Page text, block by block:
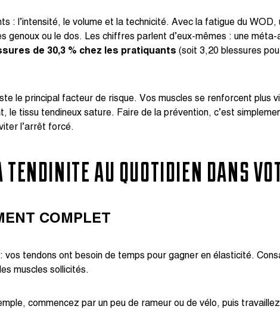
: l’intensité, le volume et la technicité. Avec la fatigue du
genoux ou le dos. Les chiffres parlent d’eux-mêmes : une
de 30,3 % chez les pratiquants (soit 3,20 blessures
le principal facteur de risque. Vos muscles se renforcent plus
le tissu tendineux sature. Faire de la prévention, c’est
l’arrêt forcé.
AU QUOTIDIEN DANS
COMPLET
vos tendons ont besoin de temps pour gagner en élasticité.
muscles sollicités.
commencez par un peu de rameur ou de vélo, puis